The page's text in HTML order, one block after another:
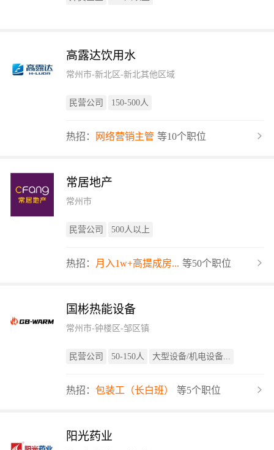
高露达饮用水
常州市-新北区-新北其他区域
民营公司 150-500人
热招： 网络营销主管 等10个职位
常居地产
常州市
民营公司 500人以上
热招： 月入1w+高提成房... 等50个职位
国彬热能设备
常州市-钟楼区-邹区镇
民营公司 50-150人 大型设备/机电设备...
热招： 包装工（长白班） 等5个职位
阳光药业